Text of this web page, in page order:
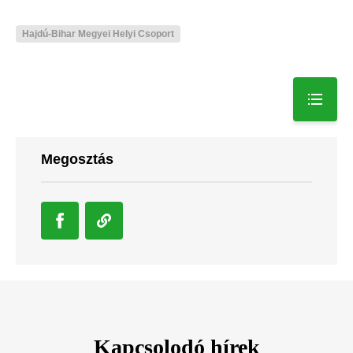
Hajdú-Bihar Megyei Helyi Csoport
Megosztás
Kapcsolodó hírek